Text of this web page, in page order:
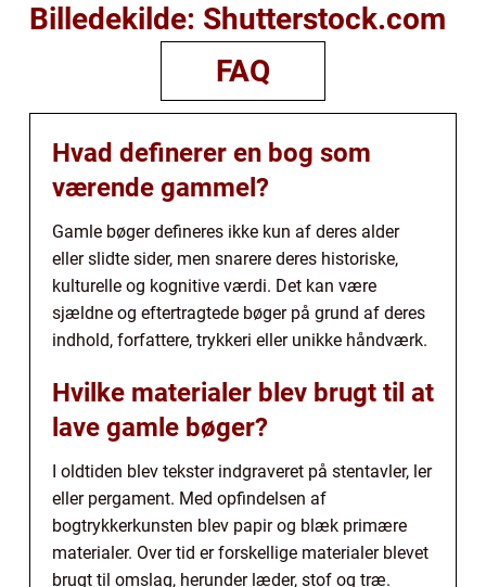
Billedekilde: Shutterstock.com
FAQ
Hvad definerer en bog som
værende gammel?
Gamle bøger defineres ikke kun af deres alder
eller slidte sider, men snarere deres historiske,
kulturelle og kognitive værdi. Det kan være
sjældne og eftertragtede bøger på grund af deres
indhold, forfattere, trykkeri eller unikke håndværk.
Hvilke materialer blev brugt til at
lave gamle bøger?
I oldtiden blev tekster indgraveret på stentavler, ler
eller pergament. Med opfindelsen af
bogtrykkerkunsten blev papir og blæk primære
materialer. Over tid er forskellige materialer blevet
brugt til omslag, herunder læder, stof og træ.